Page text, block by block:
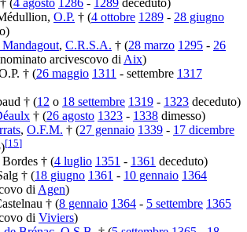
O.P. † (4 ottobre 1289 - 28 giugno
, C.R.S.A. † (28 marzo 1295 - 26
nominato arcivescovo di Aix)
† (26 maggio 1311 - settembre 1317
† (12 o 18 settembre 1319 - 1323 deceduto)
† (26 agosto 1323 - 1338 dimesso)
, O.F.M. † (27 gennaio 1339 - 17 dicembre
[15]
† (4 luglio 1351 - 1361 deceduto)
† (18 giugno 1361 - 10 gennaio 1364
di Agen)
† (8 gennaio 1364 - 5 settembre 1365
di Viviers)